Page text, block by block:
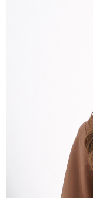
4.訂單成立30分鐘內，
消。如遇「轉專審核」
1.分期款項不併入電信
2.透過簡訊連結打開帳
帳／街口支付／iPASS
1.本服務係由「台灣大
用戶於交易時，得透過
買賣價金債權讓與本公
2.基於同意付款使用「
資料（包含姓名、電話
由本公司與您本人進行
3.完整用戶服務條款，
１．簡單：不需註冊會
２．便利：只要手機號
３．安心：先確認商品
【「AFTEE先享後付」
１．於結帳方式選擇「
結帳頁面，進行簡訊認
２．訂單成立數日內，
３．收到繳費通知簡訊
ATM／網路銀行／等多
※ 請注意：結帳手續完
購買商品的店家。未經
後付繳納相關費用。
※ 交易是否成功請以「
是否繳費成功／繳費後
客戶支援中心」 https://
每筆NT$120，滿
每筆NT$120，滿
每筆NT$120，滿